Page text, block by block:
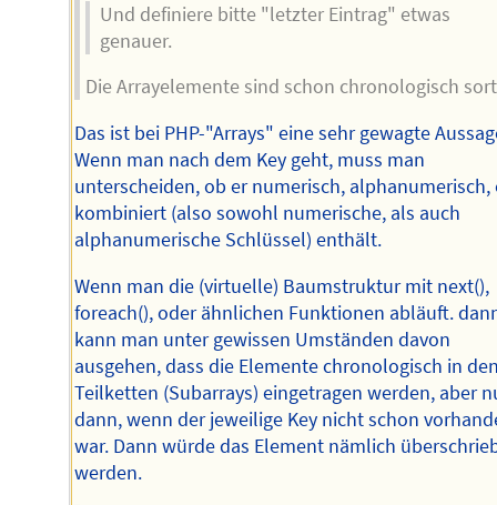
Und definiere bitte "letzter Eintrag" etwas
genauer.
Die Arrayelemente sind schon chronologisch
Das ist bei PHP-"Arrays" eine sehr gewagte
Wenn man nach dem Key geht, muss man
unterscheiden, ob er numerisch, alphanumerisch,
kombiniert (also sowohl numerische, als auch
alphanumerische Schlüssel) enthält.
Wenn man die (virtuelle) Baumstruktur mit next(),
foreach(), oder ähnlichen Funktionen abläuft.
kann man unter gewissen Umständen davon
ausgehen, dass die Elemente chronologisch in
Teilketten (Subarrays) eingetragen werden, aber
dann, wenn der jeweilige Key nicht schon
war. Dann würde das Element nämlich
werden.